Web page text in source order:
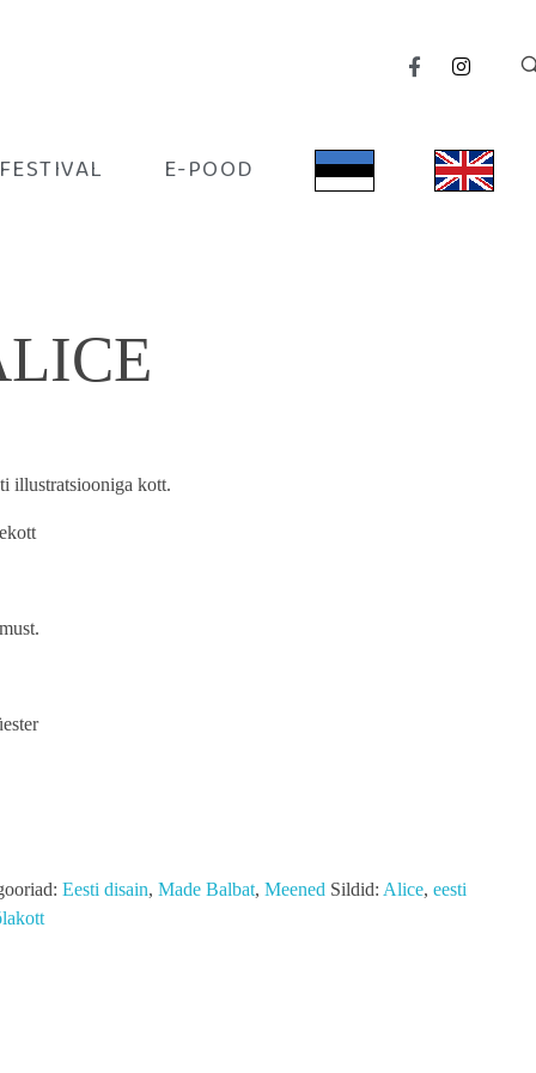
E-POOD
illustratsiooniga kott.
Eesti disain,Made Balbat,Meened Sildid: Alice,eesti